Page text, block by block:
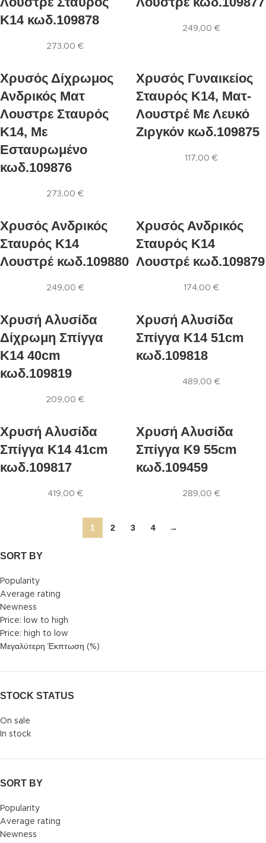
SORT BY
Popularity
Average rating
Newness
Price: low to high
Price: high to low
Μεγαλύτερη Έκπτωση (%)
STOCK STATUS
On sale
In stock
SORT BY
Popularity
Average rating
Newness
Κ14 κωδ.109878
273,00 €
249,00 €
Xρυσός Δίχρωμος
Ανδρικός Ματ
Λουστρε Σταυρός
Κ14, Με
Εσταυρωμένο
κωδ.109876
273,00 €
Xρυσός Γυναικείος
Σταυρός Κ14, Ματ-
Λουστρέ Με Λευκό
Ζιργκόν κωδ.109875
117,00 €
Xρυσός Ανδρικός
Σταυρός Κ14
Λουστρέ κωδ.109880
249,00 €
Xρυσός Ανδρικός
Σταυρός Κ14
Λουστρέ κωδ.109879
174,00 €
Χρυσή Αλυσίδα
Δίχρωμη Σπίγγα
Κ14 40cm
κωδ.109819
209,00 €
Χρυσή Αλυσίδα
Σπίγγα Κ14 51cm
κωδ.109818
489,00 €
Χρυσή Αλυσίδα
Σπίγγα Κ14 41cm
κωδ.109817
419,00 €
Χρυσή Αλυσίδα
Σπίγγα Κ9 55cm
κωδ.109459
289,00 €
1 2 3 4 →